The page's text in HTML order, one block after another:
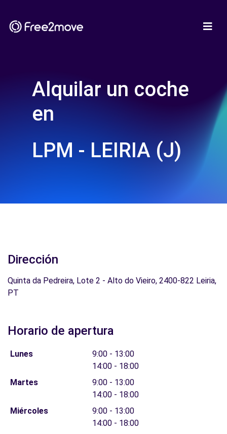
Alquilar un coche
en
LPM - LEIRIA (J)
Dirección
Quinta da Pedreira, Lote 2 - Alto do Vieiro, 2400-822 Leiria,
PT
Horario de apertura
Lunes
9:00 - 13:00
14:00 - 18:00
Martes
9:00 - 13:00
14:00 - 18:00
Miércoles
9:00 - 13:00
14:00 - 18:00